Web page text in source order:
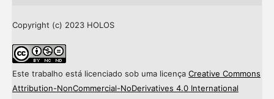
Copyright (c) 2023 HOLOS
Este trabalho está licenciado sob uma licença Creative Commons
Attribution-NonCommercial-NoDerivatives 4.0 International